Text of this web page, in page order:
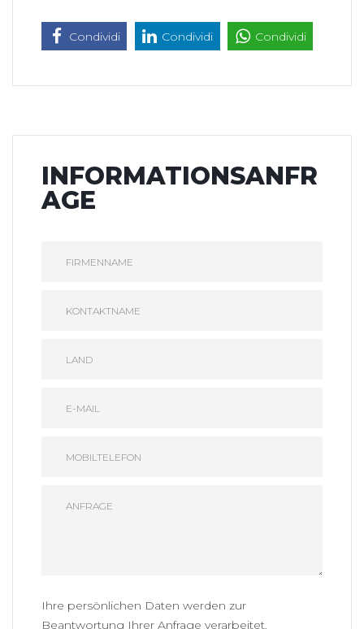
Condividi Condividi Condividi
INFORMATIONSANFR
AGE
Ihre persönlichen Daten werden zur
Beantwortung Ihrer Anfrage verarbeitet.